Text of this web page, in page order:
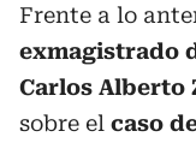
Frente a lo
exmagistrado
Carlos Alberto
sobre el caso